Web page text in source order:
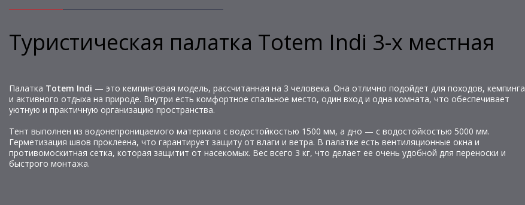
Туристическая палатка Totem Indi 3-х местная
Палатка Totem Indi — это кемпинговая модель, рассчитанная на 3 человека. Она отлично подойдет для походов, кемпинга
и активного отдыха на природе. Внутри есть комфортное спальное место, один вход и одна комната, что обеспечивает
уютную и практичную организацию пространства.
Тент выполнен из водонепроницаемого материала с водостойкостью 1500 мм, а дно — с водостойкостью 5000 мм.
Герметизация швов проклеена, что гарантирует защиту от влаги и ветра. В палатке есть вентиляционные окна и
противомоскитная сетка, которая защитит от насекомых. Вес всего 3 кг, что делает ее очень удобной для переноски и
быстрого монтажа.